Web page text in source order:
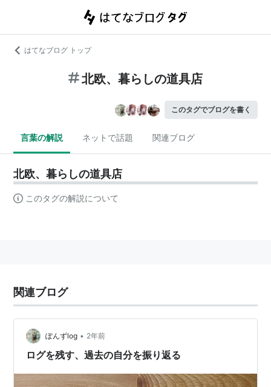
はてなブログ トップ
北欧、暮らしの道具店
このタグでブログを書く
言葉の解説 ネットで話題 関連ブログ
北欧、暮らしの道具店
このタグの解説について
関連ブログ
ぽんずlog • 2年前
ログを残す、過去の自分を振り返る